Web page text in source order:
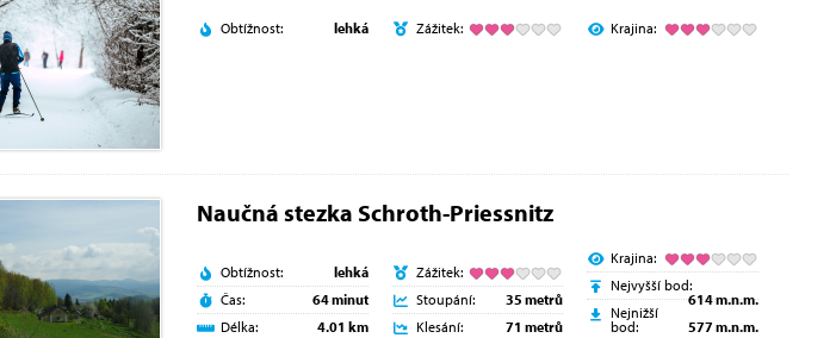
Obtížnost: lehká Zážitek: Krajina:
Naučná stezka Schroth-Priessnitz
Obtížnost:
lehká
Čas:
64 minut
Délka:
4.01 km
Zážitek:
Stoupání:
35 metrů
Klesání:
71 metrů
Krajina:
Nejvyšší bod:
614 m.n.m.
Nejnižší
bod:
577 m.n.m.